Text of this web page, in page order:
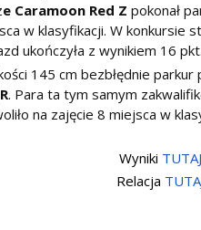
e Caramoon Red Z pokonał
w klasyfikacji. W konkursie
ukończyła z wynikiem 16 pkt.
145 cm bezbłędnie
. Para ta tym samym
na zajęcie 8 miejsca w
Wyniki TUTAJ
Relacja